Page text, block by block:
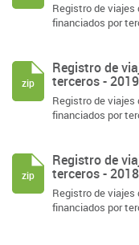
Registro de viajes
financiados por
Registro de
terceros - 2019
Registro de viajes
financiados por
zip
Registro de
terceros - 2018
Registro de viajes
financiados por
zip